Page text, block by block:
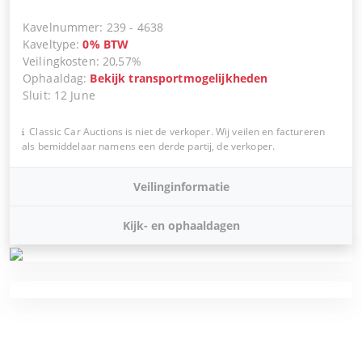
Kavelnummer: 239 - 4638
Kaveltype:0% BTW
Veilingkosten:20,57%
Ophaaldag: Bekijk transportmogelijkheden
Sluit: 12 June
Classic Car Auctions is niet de verkoper. Wij veilen en factureren
als bemiddelaar namens een derde partij, de verkoper.
Veilinginformatie
Kijk- en ophaaldagen